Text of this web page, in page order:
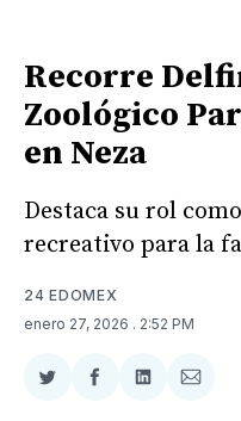
Recorre
Zoológico
en Neza
Destaca su rol
recreativo para la
24 EDOMEX
enero 27, 2026 . 2:52 PM
CompartirCompartir
Compartir